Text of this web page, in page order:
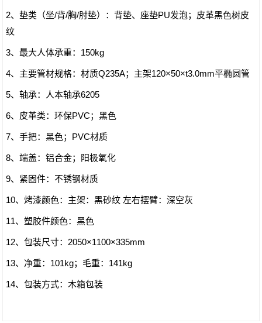
2、垫类（坐/背/胸/肘垫）：背垫、座垫PU发泡；皮革黑色树皮
纹
3、最大人体承重：150kg
4、主要管材规格：材质Q235A；主架120×50×t3.0mm平椭圆管
5、轴承：人本轴承6205
6、皮革类：环保PVC；黑色
7、手把：黑色；PVC材质
8、端盖：铝合金；阳极氧化
9、紧固件：不锈钢材质
10、烤漆颜色：主架：黑砂纹 左右摆臂：深空灰
11、塑胶件颜色：黑色
12、包装尺寸：2050×1100×335mm
13、净重：101kg；毛重：141kg
14、包装方式：木箱包装